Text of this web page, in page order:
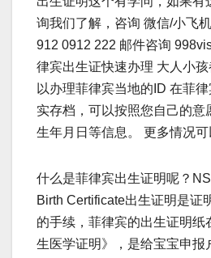
询我们了解，咨询 微信/小飞
912 0912 222 邮件咨询
律宾出生证快速办理 大人小
以办理菲律宾当地的ID 在菲
实存档，可以按照您自己的意
生年月日等信息。 更多情况可
什么是菲律宾出生证明呢？
Birth Certificate出生证明是证
的手续，菲律宾的出生证明纸
生医学证明》，是给宝宝申报